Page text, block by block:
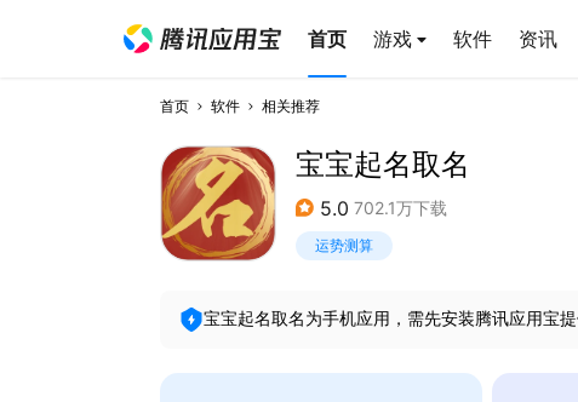
首页 游戏 软件 资讯
首页 软件 相关推荐
宝宝起名取名
5.0 702.1万下载
运势测算
宝宝起名取名为手机应用，需先安装腾讯应用宝